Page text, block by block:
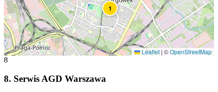
1
Leaflet | ©OpenStreetMap
8
8. Serwis AGD Warszawa